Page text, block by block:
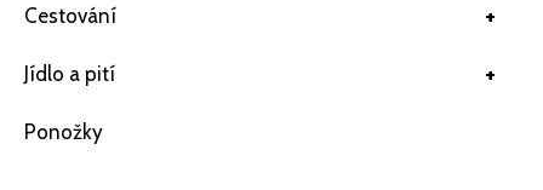
+
Cestování
+
Jídlo a pití
Ponožky